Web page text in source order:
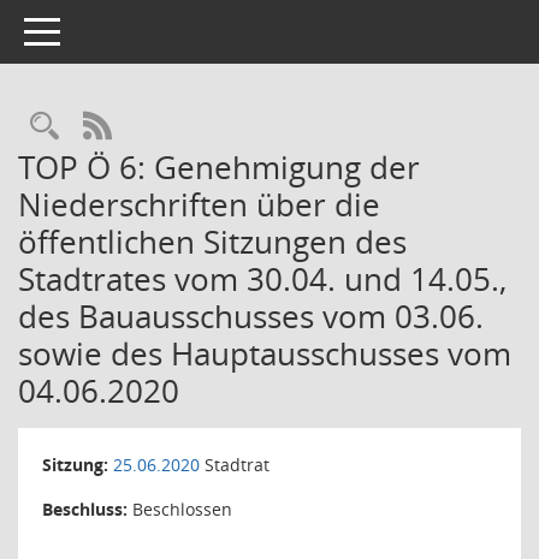
Toggle navigation
Rechercheauswahl
RSS-Feed
TOP Ö 6: Genehmigung der
Niederschriften über die
öffentlichen Sitzungen des
Stadtrates vom 30.04. und 14.05.,
des Bauausschusses vom 03.06.
sowie des Hauptausschusses vom
04.06.2020
Sitzung: 25.06.2020 Stadtrat
Beschluss: Beschlossen